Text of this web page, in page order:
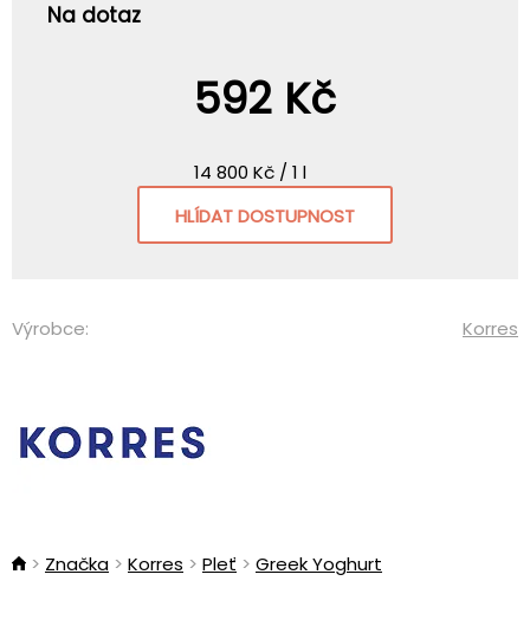
Na dotaz
592 Kč
14 800 Kč / 1 l
HLÍDAT DOSTUPNOST
Výrobce: Korres
Značka Korres Pleť Greek Yoghurt